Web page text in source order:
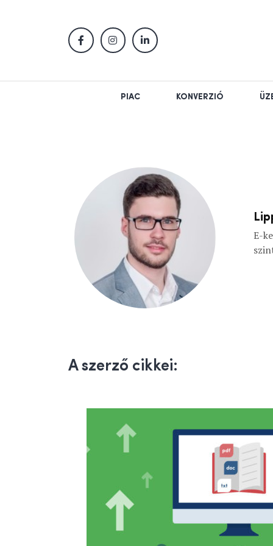
PIAC KONVERZIÓ
E-
A szerző cikkei: